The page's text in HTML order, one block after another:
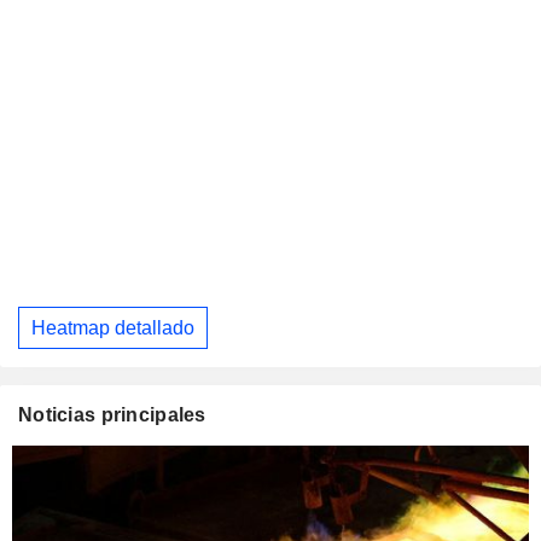
Heatmap detallado
Noticias principales